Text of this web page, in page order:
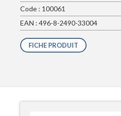
Code : 100061
EAN : 496-8-2490-33004
FICHE PRODUIT